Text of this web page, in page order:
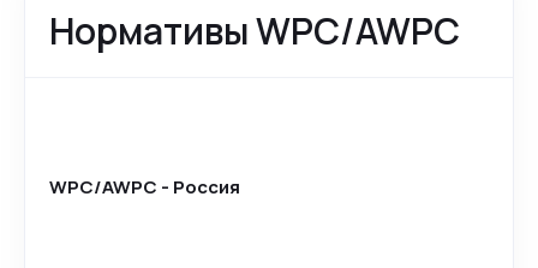
Нормативы WPC/AWPC
WPC/AWPC - Россия